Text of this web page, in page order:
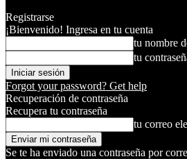
Registrarse
¡Bienvenido! Ingresa en tu cuenta
tu nombre
tu
Forgot your password? Get help
Recuperación de contraseña
Recupera tu contraseña
tu correo
Se te ha enviado una contraseña por